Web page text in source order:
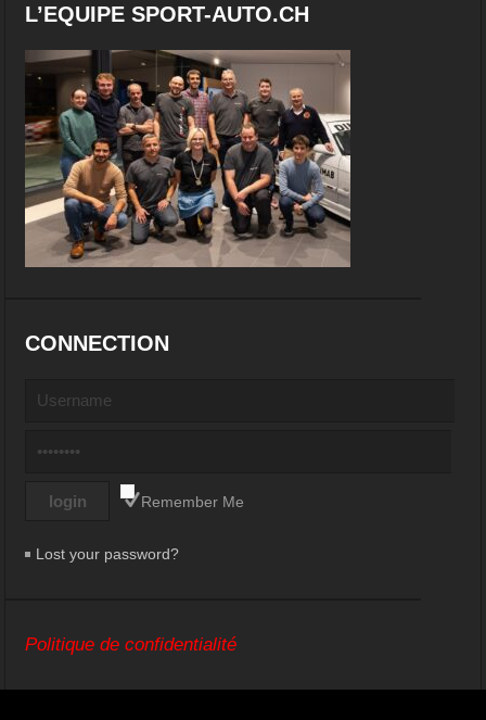
L’EQUIPE SPORT-AUTO.CH
CONNECTION
Remember Me
Lost your password?
Politique de confidentialité